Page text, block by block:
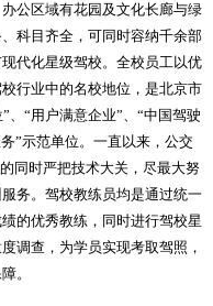
公区域有花园及文化长廊与绿
科目齐全，可同时容纳千余部
代化星级驾校。全校员工以优
行业中的名校地位，是北京市
、“用户满意企业”、“中国驾驶
”示范单位。一直以来，公交
同时严把技术大关，尽最大努
务。驾校教练员均是通过统一
的优秀教练，同时进行驾校星
调查，为学员实现考取驾照，
。